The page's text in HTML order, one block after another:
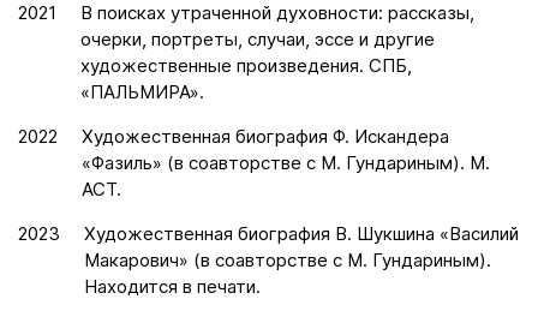
2021
В поисках утраченной духовности: рассказы,
очерки, портреты, случаи, эссе и другие
художественные произведения. СПБ,
«ПАЛЬМИРА».
2022
Художественная биография Ф. Искандера
«Фазиль» (в соавторстве с М. Гундариным). М.
АСТ.
2023
Художественная биография В. Шукшина «Василий
Макарович» (в соавторстве с М. Гундариным).
Находится в печати.